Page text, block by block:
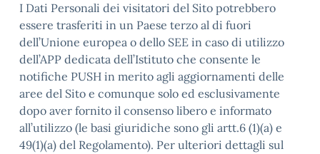
I Dati Personali dei visitatori del Sito potrebbero
essere trasferiti in un Paese terzo al di fuori
dell’Unione europea o dello SEE in caso di utilizzo
dell’APP dedicata dell’Istituto che consente le
notifiche PUSH in merito agli aggiornamenti delle
aree del Sito e comunque solo ed esclusivamente
dopo aver fornito il consenso libero e informato
all’utilizzo (le basi giuridiche sono gli artt.6 (1)(a) e
49(1)(a) del Regolamento). Per ulteriori dettagli sul